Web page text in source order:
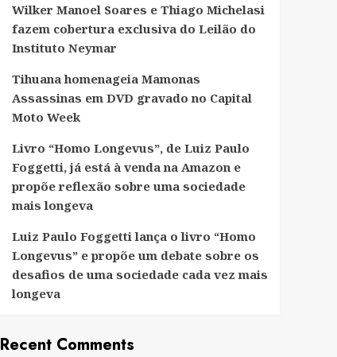
Wilker Manoel Soares e Thiago Michelasi
fazem cobertura exclusiva do Leilão do
Instituto Neymar
Tihuana homenageia Mamonas
Assassinas em DVD gravado no Capital
Moto Week
Livro “Homo Longevus”, de Luiz Paulo
Foggetti, já está à venda na Amazon e
propõe reflexão sobre uma sociedade
mais longeva
Luiz Paulo Foggetti lança o livro “Homo
Longevus” e propõe um debate sobre os
desafios de uma sociedade cada vez mais
longeva
Recent Comments